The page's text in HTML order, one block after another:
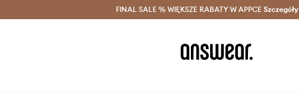
Oszczędzaj z Answear Club > Dostawa nawet w 24h >
FINAL SALE % WIĘKSZE RABATY W APPCE Szczegóły